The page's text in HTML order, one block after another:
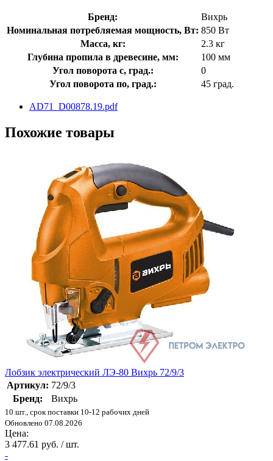
Бренд:
Вихрь
Номинальная потребляемая мощность, Вт: 850 Вт
Масса, кг:
2.3 кг
Глубина пропила в древесине, мм:
100 мм
Угол поворота с, град.:
0
Угол поворота по, град.:
45 град.
AD71_D00878.19.pdf
Похожие товары
Лобзик электрический ЛЭ-80 Вихрь 72/9/3
Артикул: 72/9/3
Бренд:
Вихрь
10 шт., срок поставки 10-12 рабочих дней
Обновлено 07.08.2026
Цена:
3 477.61 руб. / шт.
-